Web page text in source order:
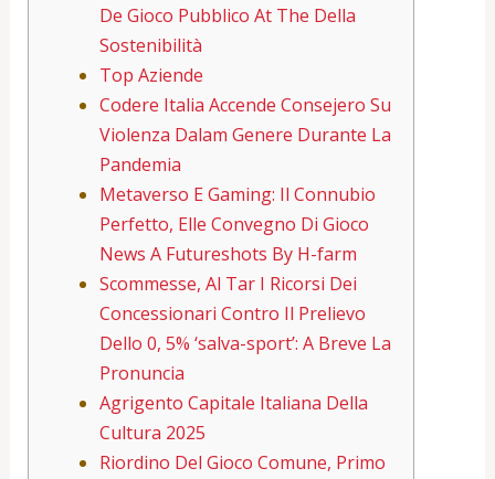
De Gioco Pubblico At The Della
Sostenibilità
Top Aziende
Codere Italia Accende Consejero Su
Violenza Dalam Genere Durante La
Pandemia
Metaverso E Gaming: Il Connubio
Perfetto, Elle Convegno Di Gioco
News A Futureshots By H-farm
Scommesse, Al Tar I Ricorsi Dei
Concessionari Contro Il Prelievo
Dello 0, 5% ‘salva-sport’: A Breve La
Pronuncia
Agrigento Capitale Italiana Della
Cultura 2025
Riordino Del Gioco Comune, Primo